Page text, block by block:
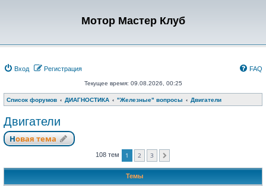
Мотор Мастер Клуб
Вход Регистрация FAQ
Текущее время: 09.08.2026, 00:25
Список форумов ДИАГНОСТИКА "Железные" вопросы Двигатели
Двигатели
Новая тема
108 тем 1 2 3
Темы